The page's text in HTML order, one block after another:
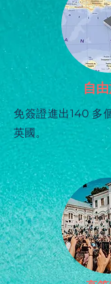
自
免簽證進出140 多
英國。